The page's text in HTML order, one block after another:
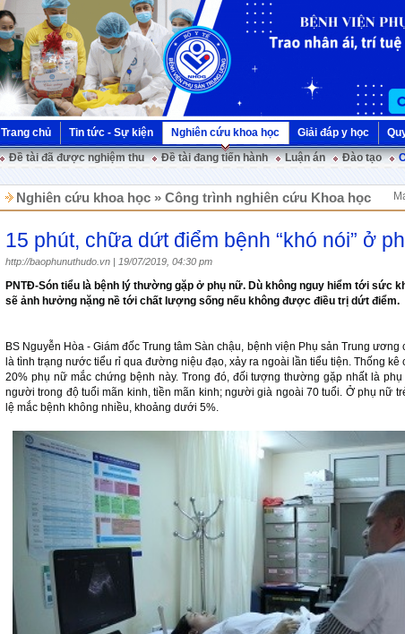
Trang chủ Tin tức - Sự kiện Nghiên cứu khoa học Giải đáp y học
Đề tài đã được nghiệm thu
Đề tài đang tiến hành Luận án Đào tạo
Nghiên cứu khoa học » Công trình nghiên cứu Khoa học
15 phút, chữa dứt điểm bệnh “khó nói” ở
http://baophunuthudo.vn | 19/07/2019, 04:30 pm
PNTĐ-Són tiểu là bệnh lý thường gặp ở phụ nữ. Dù không nguy hiểm tới sức
sẽ ảnh hưởng nặng nề tới chất lượng sống nếu không được điều trị dứt điểm.
BS Nguyễn Hòa - Giám đốc Trung tâm Sàn chậu, bệnh viện Phụ sản Trung ương
là tình trạng nước tiểu rỉ qua đường niệu đạo, xảy ra ngoài lần tiểu tiện. Thống kê
20% phụ nữ mắc chứng bệnh này. Trong đó, đối tượng thường gặp nhất là
người trong độ tuổi mãn kinh, tiền mãn kinh; người già ngoài 70 tuổi. Ở phụ nữ
lệ mắc bệnh không nhiều, khoảng dưới 5%.